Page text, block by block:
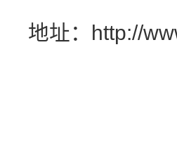
地址：http://